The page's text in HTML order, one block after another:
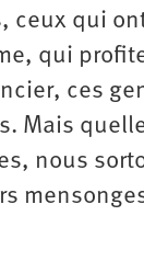
ceux qui
qui
ces
Mais
nous